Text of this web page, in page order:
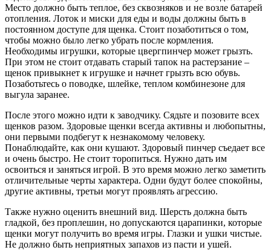
Место должно быть теплое, без сквозняков и не возле батарей
отопления. Лоток и миски для еды и воды должны быть в
постоянном доступе для щенка. Стоит позаботиться о том,
чтобы можно было легко убрать после кормления.
Необходимы игрушки, которые цвергпинчер может грызть.
При этом не стоит отдавать старый тапок на растерзание –
щенок привыкнет к игрушке и начнет грызть всю обувь.
Позаботьтесь о поводке, шлейке, теплом комбинезоне для
выгула заранее.
После этого можно идти к заводчику. Сядьте и позовите всех
щенков разом. Здоровые щенки всегда активны и любопытны,
они первыми подбегут к незнакомому человеку.
Понаблюдайте, как они кушают. Здоровый пинчер съедает все
и очень быстро. Не стоит торопиться. Нужно дать им
освоиться и заняться игрой. В это время можно легко заметить
отличительные черты характера. Одни будут более спокойны,
другие активны, третьи могут проявлять агрессию.
Также нужно оценить внешний вид. Шерсть должна быть
гладкой, без проплешин, но допускаются царапинки, которые
щенки могут получить во время игры. Глазки и ушки чистые.
Не должно быть неприятных запахов из пасти и ушей.